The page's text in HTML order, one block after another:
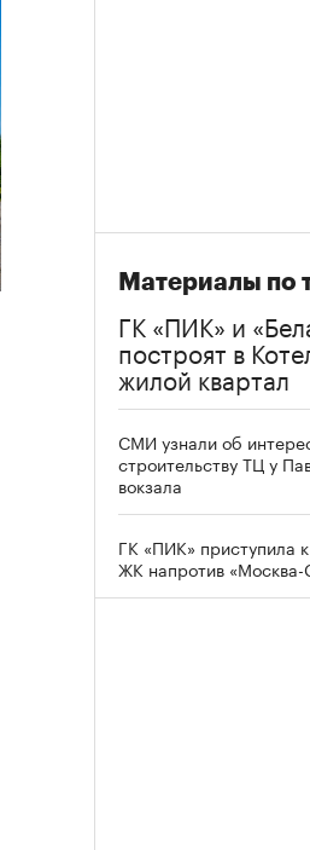
Материалы по
ГК «ПИК» и
построят в
жилой квартал
СМИ узнали об
строительству ТЦ у
вокзала
ГК «ПИК» приступила
ЖК напротив «Москва-